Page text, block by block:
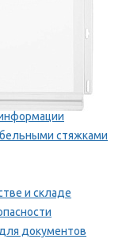
стяжками
и складе
документов